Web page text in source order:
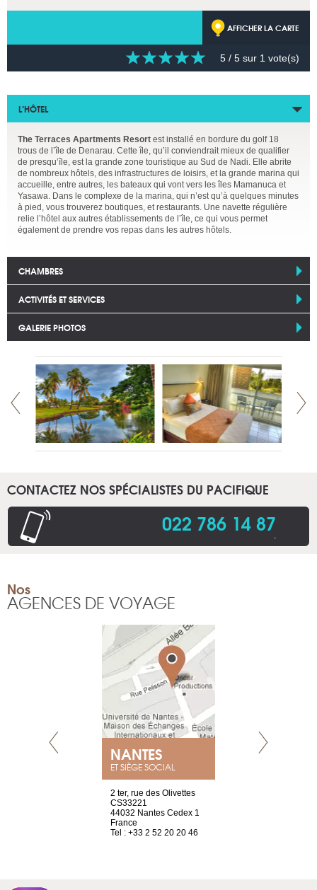
AFFICHER LA CARTE
5 / 5 sur 1 vote(s)
L’HÔTEL
The Terraces Apartments Resort est installé en bordure du golf 18
trous de l’île de Denarau. Cette île, qu’il conviendrait mieux de qualifier
de presqu’île, est la grande zone touristique au Sud de Nadi. Elle abrite
de nombreux hôtels, des infrastructures de loisirs, et la grande marina qui
accueille, entre autres, les bateaux qui vont vers les îles Mamanuca et
Yasawa. Dans le complexe de la marina, qui n’est qu’à quelques minutes
à pied, vous trouverez boutiques, et restaurants. Une navette régulière
relie l’hôtel aux autres établissements de l’île, ce qui vous permet
également de prendre vos repas dans les autres hôtels.
CHAMBRES
ACTIVITÉS ET SERVICES
GALERIE PHOTOS
CONTACTEZ NOS SPÉCIALISTES DU PACIFIQUE
022 786 14 87.
Nos
AGENCES DE VOYAGE
NANTES
ET SIÈGE SOCIAL
2 ter, rue des Olivettes
CS33221
44032 Nantes Cedex 1
France
Tel : +33 2 52 20 20 46